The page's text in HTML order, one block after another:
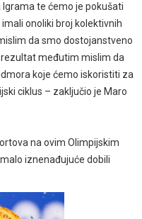
te ćemo je pokušati
onoliki broj kolektivnih
da smo dostojanstveno
rezultat međutim mislim da
koje ćemo iskoristiti za
ciklus – zaključio je Maro
na ovim Olimpijskim
iznenađujuće dobili